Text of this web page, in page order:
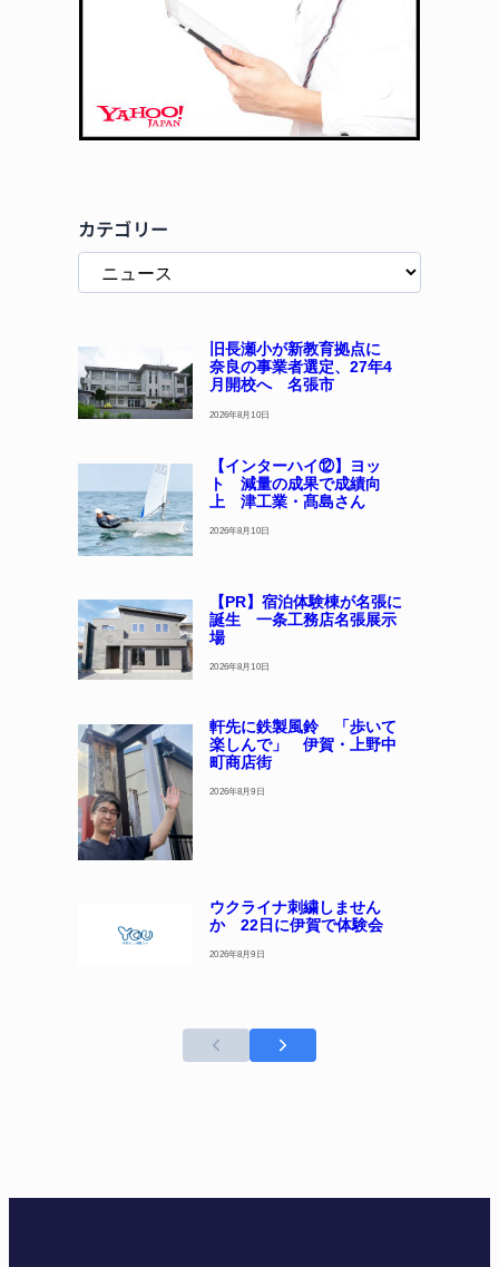
カテゴリー
旧長瀬小が新教育拠点に
奈良の事業者選定、27年4
月開校へ 名張市
2026年8月10日
【インターハイ⑫】ヨッ
ト 減量の成果で成績向
上 津工業・髙島さん
2026年8月10日
【PR】宿泊体験棟が名張に
誕生 一条工務店名張展示
場
2026年8月10日
軒先に鉄製風鈴 「歩いて
楽しんで」 伊賀・上野中
町商店街
2026年8月9日
ウクライナ刺繍しません
か 22日に伊賀で体験会
2026年8月9日